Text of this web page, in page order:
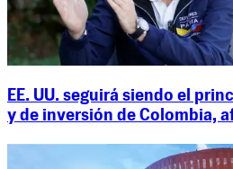
EE. UU. seguirá siendo el
y de inversión de Colombia,